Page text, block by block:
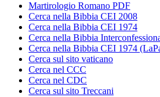
Martirologio Romano PDF
Cerca nella Bibbia CEI 2008
Cerca nella Bibbia CEI 1974
Cerca nella Bibbia
Cerca nella Bibbia CEI 1974
Cerca sul sito vaticano
Cerca nel CCC
Cerca nel CDC
Cerca sul sito Treccani